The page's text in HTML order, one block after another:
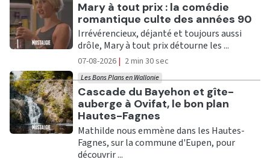
Ecouter
Mary à tout prix : la comédie
romantique culte des années 90
Irrévérencieux, déjanté et toujours aussi
drôle, Mary à tout prix détourne les ...
07-08-2026 | 2 min 30 sec
Ecouter
Cascade du Bayehon et gîte-
auberge à Ovifat, le bon plan
Hautes-Fagnes
Les Bons Plans en Wallonie
Mathilde nous emmène dans les Hautes-
Fagnes, sur la commune d'Eupen, pour
découvrir ...